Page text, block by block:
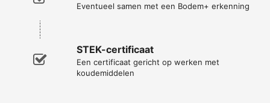
Eventueel samen met een Bodem+ erkenning
STEK-certificaat
Een certificaat gericht op werken met
koudemiddelen